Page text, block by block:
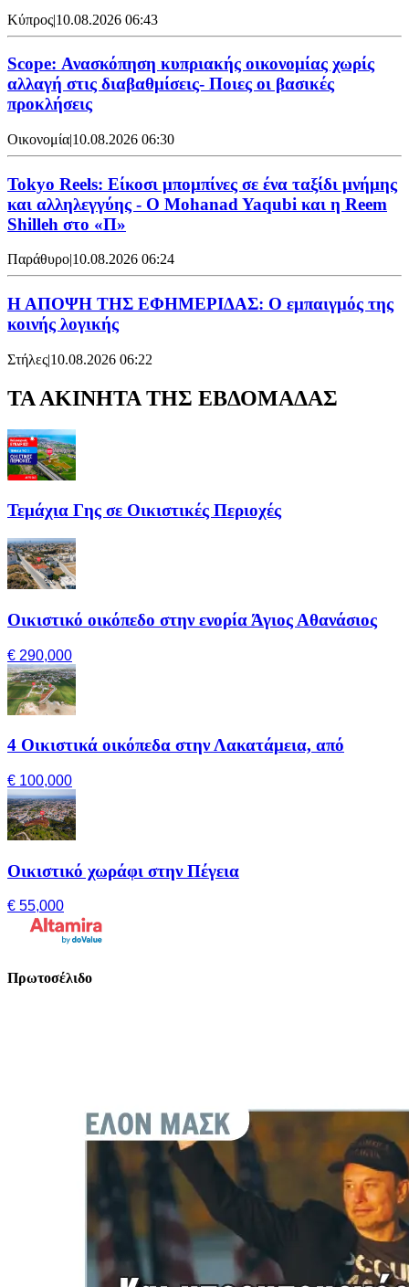
Κύπρος|10.08.2026 06:43
Scope: Ανασκόπηση κυπριακής οικονομίας χωρίς
αλλαγή στις διαβαθμίσεις- Ποιες οι βασικές
προκλήσεις
Οικονομία|10.08.2026 06:30
Tokyo Reels: Είκοσι μπομπίνες σε ένα ταξίδι μνήμης
και αλληλεγγύης - Ο Mohanad Yaqubi και η Reem
Shilleh στο «Π»
Παράθυρο|10.08.2026 06:24
Η ΑΠΟΨΗ ΤΗΣ ΕΦΗΜΕΡΙΔΑΣ: Ο εμπαιγμός της
κοινής λογικής
Στήλες|10.08.2026 06:22
ΤΑ ΑΚΙΝΗΤΑ ΤΗΣ ΕΒΔΟΜΑΔΑΣ
Τεμάχια Γης σε Οικιστικές Περιοχές
Οικιστικό οικόπεδο στην ενορία Άγιος Αθανάσιος
€ 290,000
4 Οικιστικά οικόπεδα στην Λακατάμεια, από
€ 100,000
Οικιστικό χωράφι στην Πέγεια
€ 55,000
Πρωτοσέλιδο